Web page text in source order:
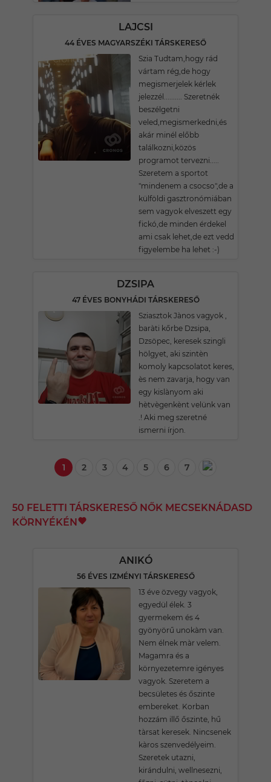
LAJCSI
44 ÉVES MAGYARSZÉKI TÁRSKERESŐ
Szia Tudtam,hogy rád
vártam rég,de hogy
megismerjelek kérlek
jelezzél.......... Szeretnék
beszélgetni
veled,megismerkedni,és
akár minél előbb
találkozni,közös
programot tervezni.....
Szeretem a sportot
"mindenem a csocso",de a
külföldi gasztronómiában
sem vagyok elveszett egy
fickó,de minden érdekel
ami csak lehet,de ezt vedd
figyelembe ha lehet :-)
DZSIPA
47 ÉVES BONYHÁDI TÁRSKERESŐ
Sziasztok Jànos vagyok ,
baràti kőrbe Dzsipa,
Dzsöpec, keresek szingli
hölgyet, aki szintèn
komoly kapcsolatot keres,
ès nem zavarja, hogy van
egy kislànyom aki
hètvègenkènt velünk van
.! Aki meg szeretné
ismerni írjon.
1 2 3 4 5 6 7
50 FELETTI TÁRSKERESŐ NŐK MECSEKNÁDASD
KÖRNYÉKÉN
ANIKÓ
56 ÉVES IZMÉNYI TÁRSKERESŐ
13 éve özvegy vagyok,
egyedül élek. 3
gyermekem és 4
gyönyörű unokàm van.
Nem élnek màr velem.
Magamra és a
környezetemre igényes
vagyok. Szeretem a
becsületes és őszinte
embereket. Korban
hozzám illő őszinte, hű
tàrsat keresek. Nincsenek
kàros szenvedélyeim.
Szeretek utazni,
kirándulni, wellnesezni,